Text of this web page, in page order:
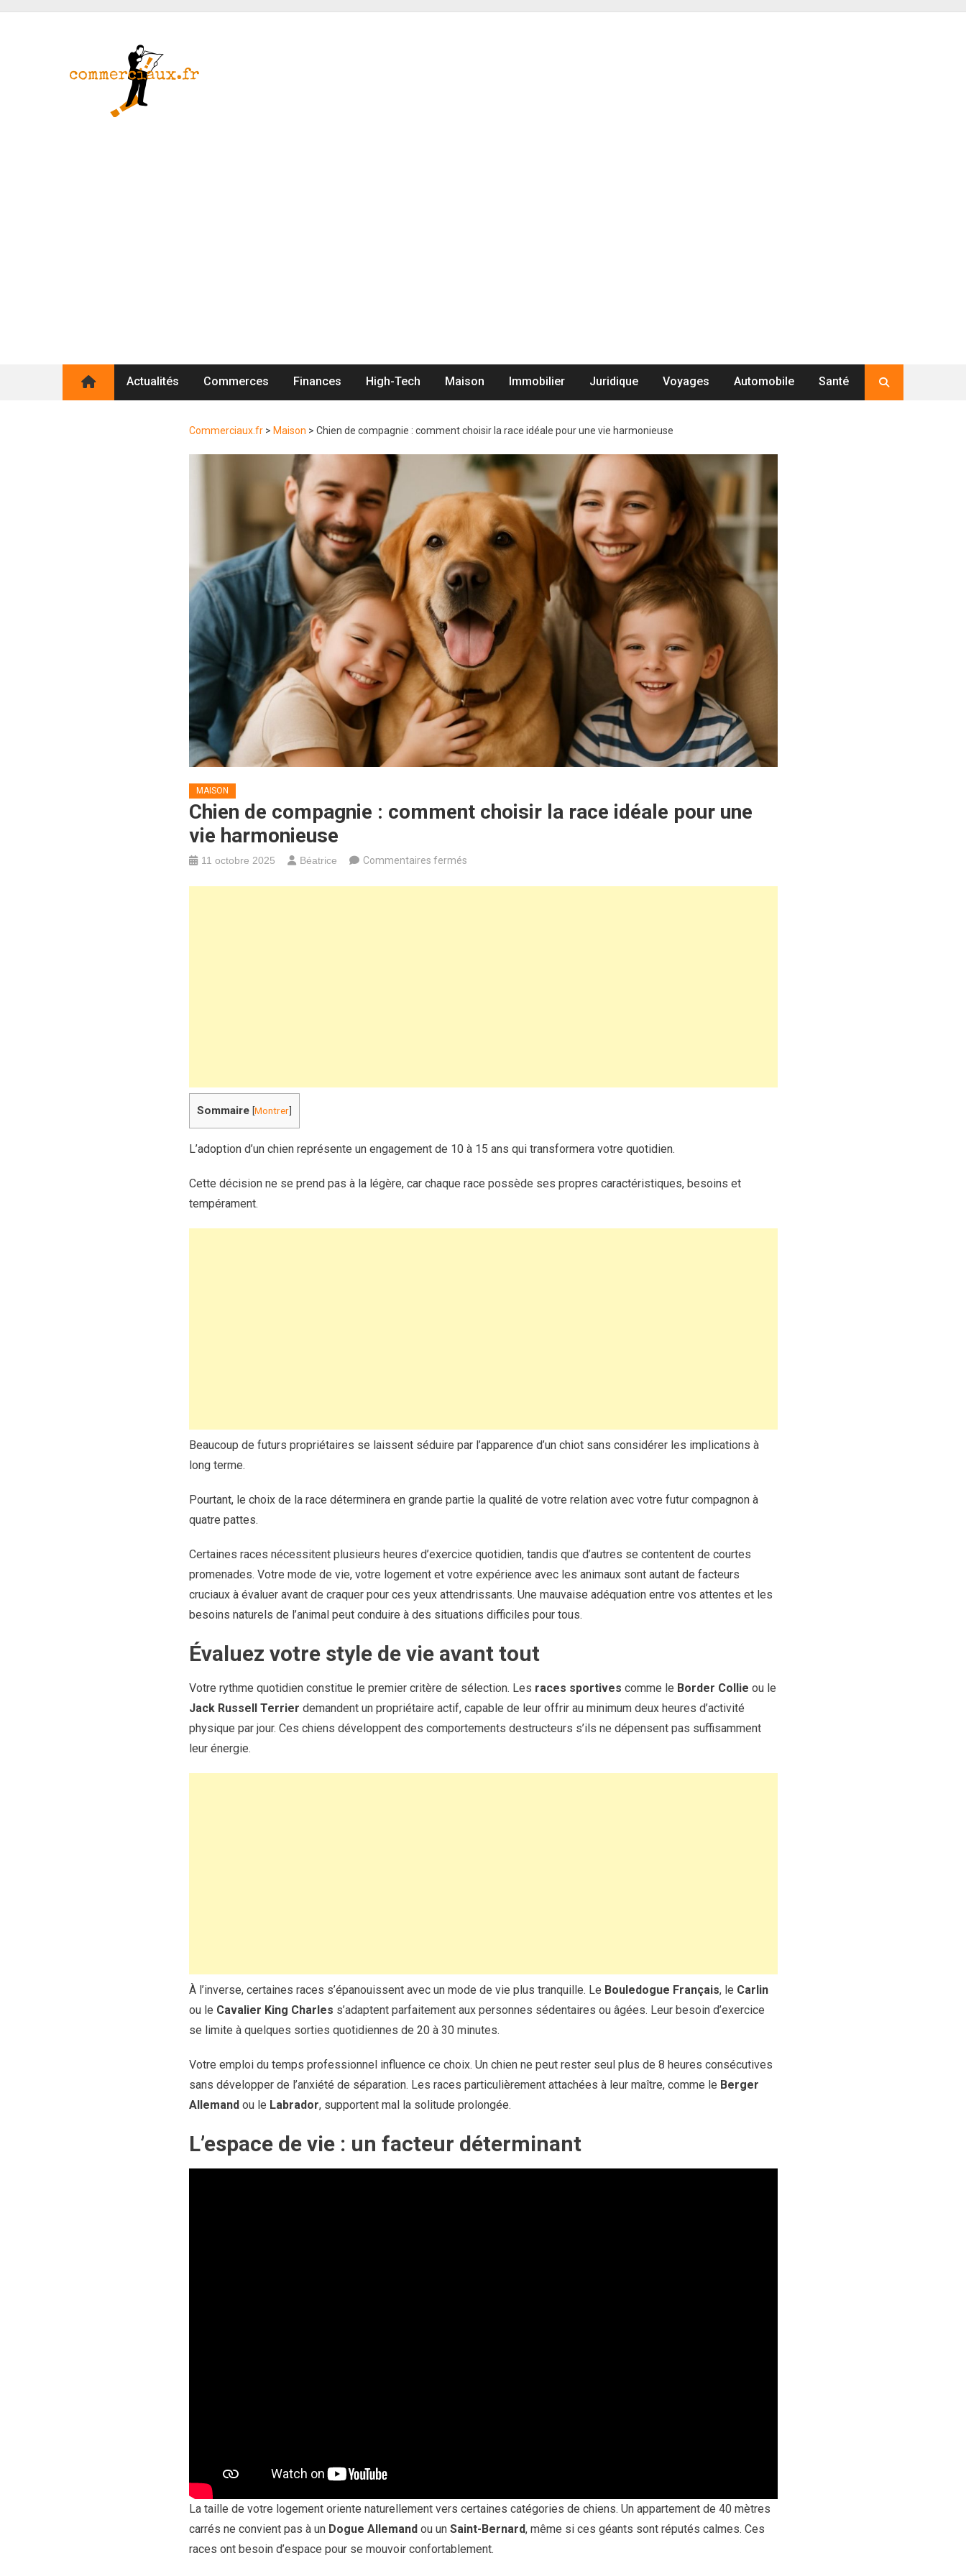
Actualités Commerces Finances High-Tech Maison Immobilier Juridique Voyages Automobile Santé
Commerciaux.fr> Maison > Chien de compagnie : comment choisir la race idéale pour une vie harmonieuse
MAISON
Chien de compagnie : comment choisir la race idéale pour une
vie harmonieuse
11 octobre 2025 Béatrice Commentaires ferméssur
Sommaire [Montrer]
L’adoption d’un chien représente un engagement de 10 à 15 ans qui transformera votre quotidien.
Cette décision ne se prend pas à la légère, car chaque race possède ses propres caractéristiques, besoins et
tempérament.
Beaucoup de futurs propriétaires se laissent séduire par l’apparence d’un chiot sans considérer les implications à
long terme.
Pourtant, le choix de la race déterminera en grande partie la qualité de votre relation avec votre futur compagnon à
quatre pattes.
Certaines races nécessitent plusieurs heures d’exercice quotidien, tandis que d’autres se contentent de courtes
promenades. Votre mode de vie, votre logement et votre expérience avec les animaux sont autant de facteurs
cruciaux à évaluer avant de craquer pour ces yeux attendrissants. Une mauvaise adéquation entre vos attentes et les
besoins naturels de l’animal peut conduire à des situations difficiles pour tous.
Évaluez votre style de vie avant tout
Votre rythme quotidien constitue le premier critère de sélection. Les races sportives comme le Border Collie ou le
Jack Russell Terrier demandent un propriétaire actif, capable de leur offrir au minimum deux heures d’activité
physique par jour. Ces chiens développent des comportements destructeurs s’ils ne dépensent pas suffisamment
leur énergie.
À l’inverse, certaines races s’épanouissent avec un mode de vie plus tranquille. Le Bouledogue Français, le Carlin
ou le Cavalier King Charles s’adaptent parfaitement aux personnes sédentaires ou âgées. Leur besoin d’exercice
se limite à quelques sorties quotidiennes de 20 à 30 minutes.
Votre emploi du temps professionnel influence ce choix. Un chien ne peut rester seul plus de 8 heures consécutives
sans développer de l’anxiété de séparation. Les races particulièrement attachées à leur maître, comme le Berger
Allemandou le Labrador, supportent mal la solitude prolongée.
L’espace de vie : un facteur déterminant
La taille de votre logement oriente naturellement vers certaines catégories de chiens. Un appartement de 40 mètres
carrés ne convient pas à un Dogue Allemand ou un Saint-Bernard, même si ces géants sont réputés calmes. Ces
races ont besoin d’espace pour se mouvoir confortablement.